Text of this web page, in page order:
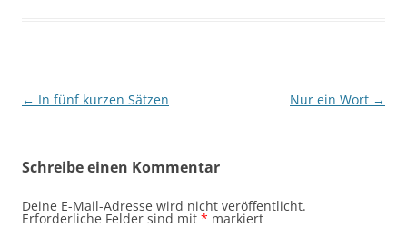
Beitragsnavigation
← In fünf kurzen Sätzen Nur ein Wort →
Schreibe einen Kommentar
Deine E-Mail-Adresse wird nicht veröffentlicht.
Erforderliche Felder sind mit * markiert